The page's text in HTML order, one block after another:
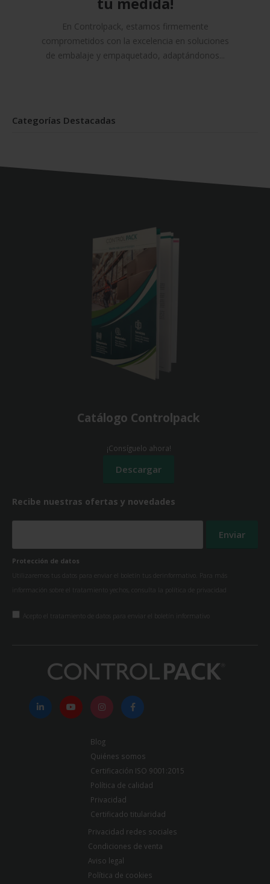
En Controlpack, estamos firmemente
comprometidos con la excelencia en soluciones
de embalaje y empaquetado, adaptándonos...
Categorías Destacadas
Recibe nuestras ofertas y novedades
Protección de datos
Utilizaremos tus datos para enviar el boletín tus derinformativo. Para más
información sobre el tratamiento yechos, consulta la política de privacidad
Acepto el tratamiento de datos para enviar el boletín informativo
Catálogo Controlpack
¡Consíguelo ahora!
Blog
Quiénes somos
Certificación ISO 9001:2015
Política de calidad
Privacidad
Certificado titularidad
Privacidad redes sociales
Condiciones de venta
Aviso legal
Política de cookies